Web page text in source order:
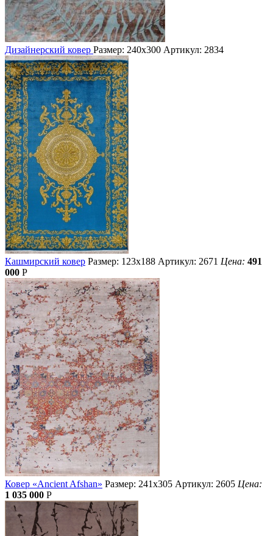
Дизайнерский ковер Размер: 240х300 Артикул: 2834
Кашмирский ковер Размер: 123х188 Артикул: 2671 Цена: 491
000 Р
Ковер «Ancient Afshan» Размер: 241х305 Артикул: 2605 Цена:
1 035 000 Р